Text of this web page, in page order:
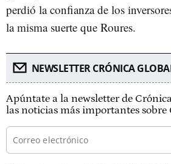
perdió la confianza de los
la misma suerte que Roures.
NEWSLETTER CRÓNICA
Apúntate a la newsletter de
las noticias más importantes sobre